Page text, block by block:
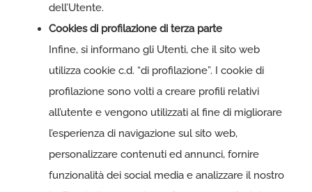
dell’Utente.
Cookies di profilazione di terza parte
Infine, si informano gli Utenti, che il sito web
utilizza cookie c.d. “di profilazione”. I cookie di
profilazione sono volti a creare profili relativi
all’utente e vengono utilizzati al fine di migliorare
l’esperienza di navigazione sul sito web,
personalizzare contenuti ed annunci, fornire
funzionalità dei social media e analizzare il nostro